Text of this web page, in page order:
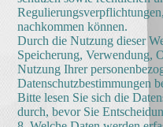
nachkommen können.
Durch die Nutzung dieser
Speicherung, Verwendung,
Nutzung Ihrer
Datenschutzbestimmungen
Bitte lesen Sie sich die
durch, bevor Sie